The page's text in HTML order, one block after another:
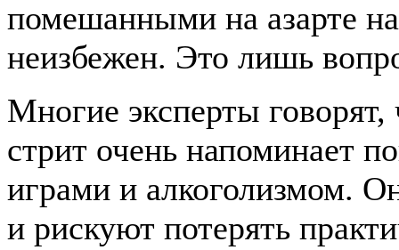
помешанными на азарте
неизбежен. Это лишь
Многие эксперты
стрит очень напоминает
играми и алкоголизмом.
и рискуют потерять